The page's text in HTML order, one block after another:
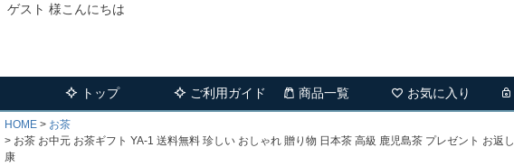
ゲスト 様こんにちは
トップ ご利用ガイド 商品一覧 お気に入り
HOME
お茶
お茶 お中元 お茶ギフト YA-1 送料無料 珍しい おしゃれ 贈り物 日本茶 高級 鹿児島茶 プレゼント お
康